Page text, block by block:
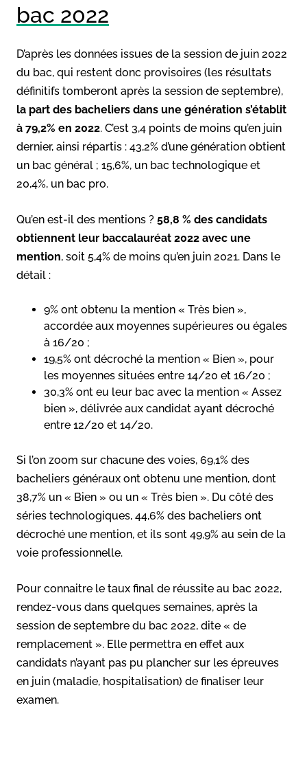
bac 2022
D’après les données issues de la session de juin 2022
du bac, qui restent donc provisoires (les résultats
définitifs tomberont après la session de septembre),
la part des bacheliers dans une génération s’établit
à 79,2% en 2022. C’est 3,4 points de moins qu’en juin
dernier, ainsi répartis : 43,2% d’une génération obtient
un bac général ; 15,6%, un bac technologique et
20,4%, un bac pro.
Qu’en est-il des mentions ? 58,8 % des candidats
obtiennent leur baccalauréat 2022 avec une
mention, soit 5,4% de moins qu’en juin 2021. Dans le
détail :
9% ont obtenu la mention « Très bien »,
accordée aux moyennes supérieures ou égales
à 16/20 ;
19,5% ont décroché la mention « Bien », pour
les moyennes situées entre 14/20 et 16/20 ;
30,3% ont eu leur bac avec la mention « Assez
bien », délivrée aux candidat ayant décroché
entre 12/20 et 14/20.
Si l’on zoom sur chacune des voies, 69,1% des
bacheliers généraux ont obtenu une mention, dont
38,7% un « Bien » ou un « Très bien ». Du côté des
séries technologiques, 44,6% des bacheliers ont
décroché une mention, et ils sont 49,9% au sein de la
voie professionnelle.
Pour connaitre le taux final de réussite au bac 2022,
rendez-vous dans quelques semaines, après la
session de septembre du bac 2022, dite « de
remplacement ». Elle permettra en effet aux
candidats n’ayant pas pu plancher sur les épreuves
en juin (maladie, hospitalisation) de finaliser leur
examen.